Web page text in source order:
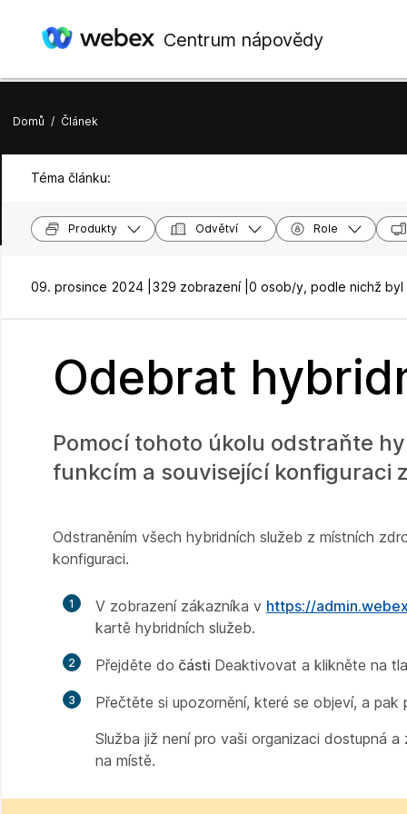
Centrum nápovědy
Domů / Článek
Téma článku:
Produkty Odvětví Role
09. prosince 2024 | 329 zobrazení | 0 osob/y, podle nichž byl
Odebrat
Pomocí tohoto úkolu odstraňte
funkcím a související konfiguraci
Odstraněním všech hybridních služeb z místních
konfiguraci.
1 V zobrazení zákazníka v https://
kartě hybridních služeb.
2 Přejděte do části Deaktivovat a klikněte na
3
Přečtěte si upozornění, které se objeví, a
Služba již není pro vaši organizaci dostupná
na místě.